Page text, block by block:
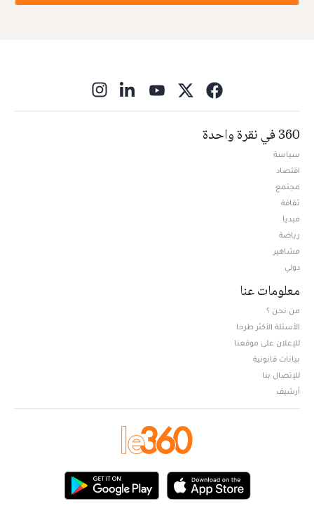
360 في نقرة واحدة
سياسة
اقتصاد
مجتمع
ثقافة
ميديا
رياضة
مشاهير
دولي
معلومات عنا
من نحن ؟
الأسئلة الأكثر طرحا
للإعلان على موقعنا
بيانات قانونية
للإتصال بنا
أرشيف